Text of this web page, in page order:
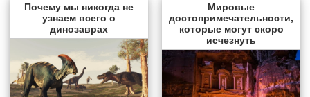
Почему мы никогда не
узнаем всего о
динозаврах
Мировые
достопримечательности,
которые могут скоро
исчезнуть